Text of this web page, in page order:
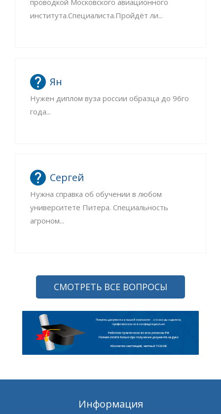
проводкой Московского авиационного
института.Специалиста.Пройдёт ли...
Ян
Нужен диплом вуза россии образца до 96го
года...
Сергей
Нужна справка об обучении в любом
университете Питера. Специальность
агроном...
СМОТРЕТЬ ВСЕ ВОПРОСЫ
Информация